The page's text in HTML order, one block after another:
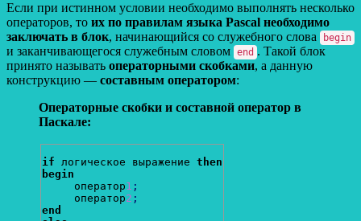
Если при истинном условии необходимо выполнять несколько
операторов, то их по правилам языка Pascal необходимо
заключать в блок, начинающийся со служебного слова begin
и заканчивающегося служебным словом end . Такой блок
принято называть операторными скобками, а данную
конструкцию — составным оператором:
Операторные скобки и составной оператор в
Паскале:
if логическое выражение then
begin
     оператор
1 ;
     оператор
2 ;
end